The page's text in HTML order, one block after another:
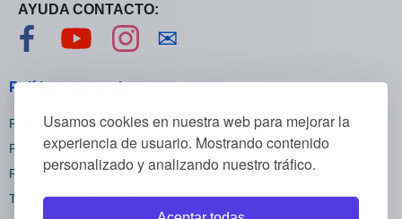
Usamos cookies en nuestra web para mejorar la
experiencia de usuario. Mostrando contenido
personalizado y analizando nuestro tráfico.
AYUDA CONTACTO:
Visítanos en Facebook
Visítanos en YouTube
Visítanos en Instagram
✉
Políticas generales
Políticas de privacidad
Políticas de cookies
Políticas de reembolsos
Términos y condiciones